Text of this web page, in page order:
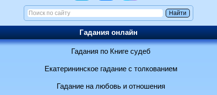
Гадания онлайн
Гадания по Книге судеб
Екатерининское гадание с толкованием
Гадание на любовь и отношения